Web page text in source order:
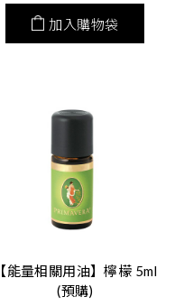
加入購物袋
【能量相關用油】檸檬 5ml
(預購)